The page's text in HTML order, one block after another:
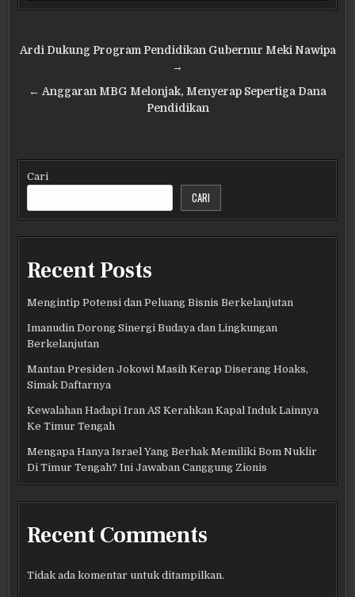
Navigasi
Ardi Dukung Program Pendidikan Gubernur Meki Nawipa
→
← Anggaran MBG Melonjak, Menyerap Sepertiga Dana
Pendidikan
Cari
CARI
Recent Posts
Mengintip Potensi dan Peluang Bisnis Berkelanjutan
Imanudin Dorong Sinergi Budaya dan Lingkungan
Berkelanjutan
Mantan Presiden Jokowi Masih Kerap Diserang Hoaks,
Simak Daftarnya
Kewalahan Hadapi Iran AS Kerahkan Kapal Induk Lainnya
Ke Timur Tengah
Mengapa Hanya Israel Yang Berhak Memiliki Bom Nuklir
Di Timur Tengah? Ini Jawaban Canggung Zionis
Recent Comments
Tidak ada komentar untuk ditampilkan.